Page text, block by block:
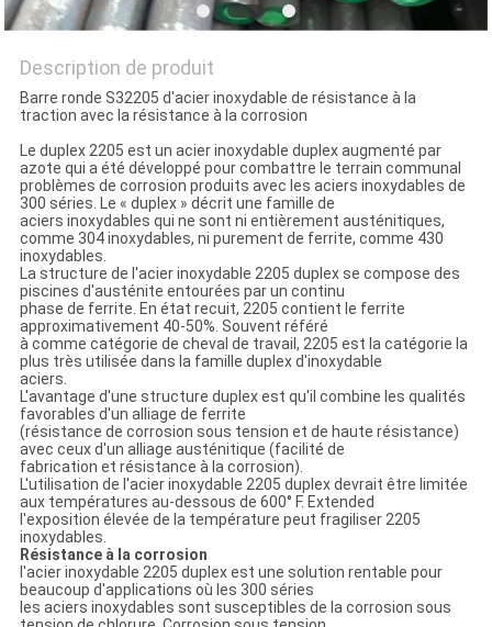
Description de produit
Barre ronde S32205 d'acier inoxydable de résistance à la
traction avec la résistance à la corrosion
Le duplex 2205 est un acier inoxydable duplex augmenté par
azote qui a été développé pour combattre le terrain communal
problèmes de corrosion produits avec les aciers inoxydables de
300 séries. Le « duplex » décrit une famille de
aciers inoxydables qui ne sont ni entièrement austénitiques,
comme 304 inoxydables, ni purement de ferrite, comme 430
inoxydables.
La structure de l'acier inoxydable 2205 duplex se compose des
piscines d'austénite entourées par un continu
phase de ferrite. En état recuit, 2205 contient le ferrite
approximativement 40-50%. Souvent référé
à comme catégorie de cheval de travail, 2205 est la catégorie la
plus très utilisée dans la famille duplex d'inoxydable
aciers.
L'avantage d'une structure duplex est qu'il combine les qualités
favorables d'un alliage de ferrite
(résistance de corrosion sous tension et de haute résistance)
avec ceux d'un alliage austénitique (facilité de
fabrication et résistance à la corrosion).
L'utilisation de l'acier inoxydable 2205 duplex devrait être limitée
aux températures au-dessous de 600° F. Extended
l'exposition élevée de la température peut fragiliser 2205
inoxydables.
Résistance à la corrosion
l'acier inoxydable 2205 duplex est une solution rentable pour
beaucoup d'applications où les 300 séries
les aciers inoxydables sont susceptibles de la corrosion sous